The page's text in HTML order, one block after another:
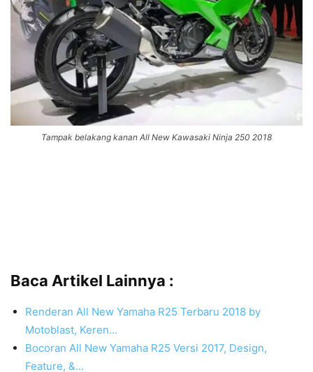
Tampak belakang kanan All New Kawasaki Ninja 250 2018
Baca Artikel Lainnya :
Renderan All New Yamaha R25 Terbaru 2018 by
Motoblast, Keren…
Bocoran All New Yamaha R25 Versi 2017, Design,
Feature, &…